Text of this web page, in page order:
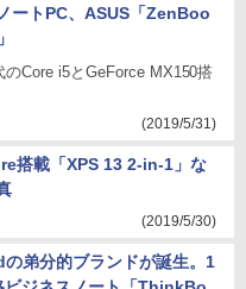
ートPC、ASUS「ZenBoo
Core i5とGeForce MX150搭
(2019/5/31)
搭載「XPS 13 2-in-1」な
(2019/5/30)
弟分的ブランドが誕生。1